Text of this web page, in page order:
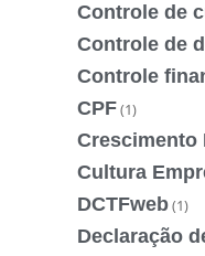
Controle de
Controle de
Controle
CPF(1)
Crescimento
Cultura
DCTFweb(1)
Declaração